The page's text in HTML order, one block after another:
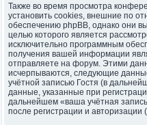
Также во время просмотра
установить cookies, внешние по
обеспечению phpBB, однако они
целью которого является
исключительно программным
получения вашей информации
отправляете на форум. Этими
исчерпываются, следующие
учётной записью Гостя (в
данные, указанные при
дальнейшем «ваша учётная
после регистрации и